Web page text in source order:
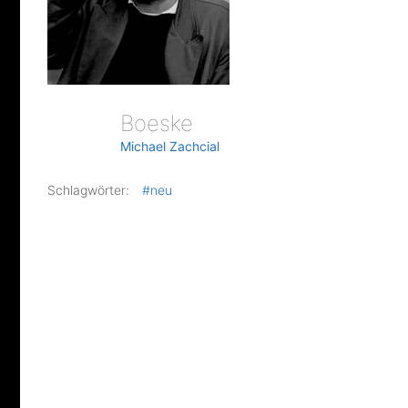
Boeske
Michael Zachcial
Schlagwörter: #neu